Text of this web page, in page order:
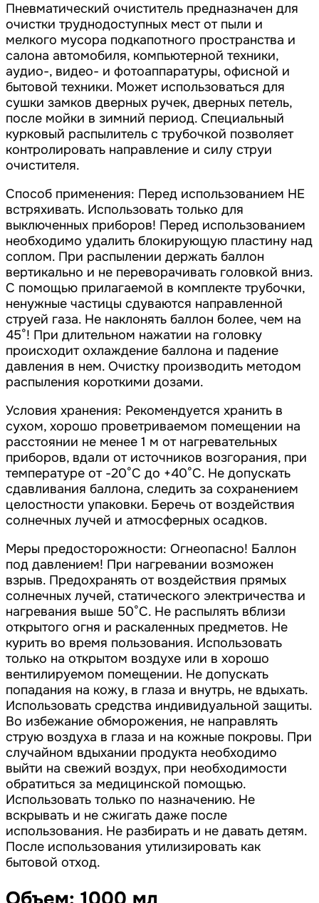
Пневматический очиститель предназначен для
очистки труднодоступных мест от пыли и
мелкого мусора подкапотного пространства и
салона автомобиля, компьютерной техники,
аудио-, видео- и фотоаппаратуры, офисной и
бытовой техники. Может использоваться для
сушки замков дверных ручек, дверных петель,
после мойки в зимний период. Специальный
курковый распылитель с трубочкой позволяет
контролировать направление и силу струи
очистителя.
Способ применения: Перед использованием НЕ
встряхивать. Использовать только для
выключенных приборов! Перед использованием
необходимо удалить блокирующую пластину над
соплом. При распылении держать баллон
вертикально и не переворачивать головкой вниз.
С помощью прилагаемой в комплекте трубочки,
ненужные частицы сдуваются направленной
струей газа. Не наклонять баллон более, чем на
45°! При длительном нажатии на головку
происходит охлаждение баллона и падение
давления в нем. Очистку производить методом
распыления короткими дозами.
Условия хранения: Рекомендуется хранить в
сухом, хорошо проветриваемом помещении на
расстоянии не менее 1 м от нагревательных
приборов, вдали от источников возгорания, при
температуре от -20°С до +40°С. Не допускать
сдавливания баллона, следить за сохранением
целостности упаковки. Беречь от воздействия
солнечных лучей и атмосферных осадков.
Меры предосторожности: Огнеопасно! Баллон
под давлением! При нагревании возможен
взрыв. Предохранять от воздействия прямых
солнечных лучей, статического электричества и
нагревания выше 50°С. Не распылять вблизи
открытого огня и раскаленных предметов. Не
курить во время пользования. Использовать
только на открытом воздухе или в хорошо
вентилируемом помещении. Не допускать
попадания на кожу, в глаза и внутрь, не вдыхать.
Использовать средства индивидуальной защиты.
Во избежание обморожения, не направлять
струю воздуха в глаза и на кожные покровы. При
случайном вдыхании продукта необходимо
выйти на свежий воздух, при необходимости
обратиться за медицинской помощью.
Использовать только по назначению. Не
вскрывать и не сжигать даже после
использования. Не разбирать и не давать детям.
После использования утилизировать как
бытовой отход.